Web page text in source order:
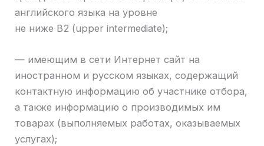
английского языка на уровне
не ниже B2 (upper intermediate);
— имеющим в сети Интернет сайт на
иностранном и русском языках, содержащий
контактную информацию об участнике отбора,
а также информацию о производимых им
товарах (выполняемых работах, оказываемых
услугах);